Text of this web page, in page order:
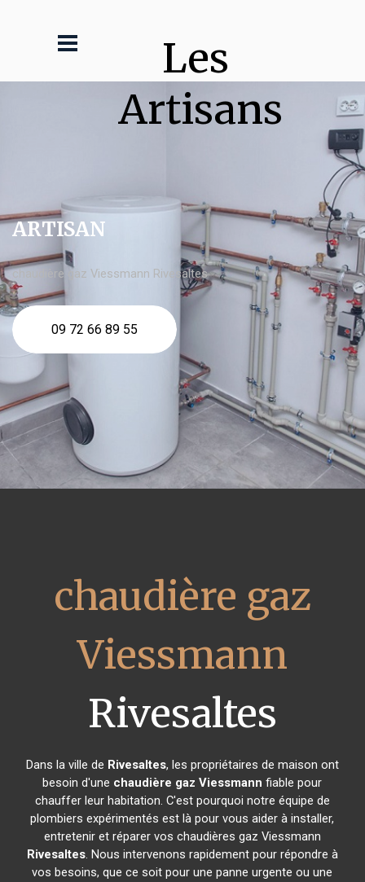
Les
Artisans
ARTISAN
chaudière gaz Viessmann Rivesaltes
09 72 66 89 55
chaudière gaz
Viessmann
Rivesaltes
Dans la ville de Rivesaltes, les propriétaires de maison ont
besoin d'une chaudière gaz Viessmann fiable pour
chauffer leur habitation. C'est pourquoi notre équipe de
plombiers expérimentés est là pour vous aider à installer,
entretenir et réparer vos chaudières gaz Viessmann
Rivesaltes. Nous intervenons rapidement pour répondre à
vos besoins, que ce soit pour une panne urgente ou une